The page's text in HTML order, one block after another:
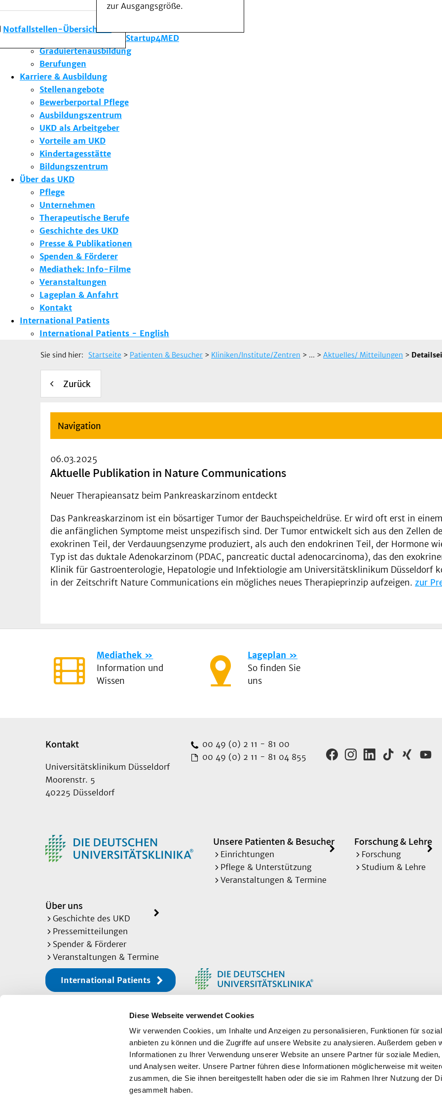
Diese Webseite verwendet Cookies
Wir verwenden Cookies, um Inhalte und Anzeigen zu personalisieren, Funktionen für
anbieten zu können und die Zugriffe auf unsere Website zu analysieren. Außerdem geben
Informationen zu Ihrer Verwendung unserer Website an unsere Partner für soziale Medien,
und Analysen weiter. Unsere Partner führen diese Informationen möglicherweise mit
zusammen, die Sie ihnen bereitgestellt haben oder die sie im Rahmen Ihrer Nutzung der
gesammelt haben.
Notfallstellen-Übersicht
zur Ausgangsgröße.
Forschung am UKD
Studium & Lehre
Gründungsförderung Startup4MED
Graduiertenausbildung
Berufungen
Karriere & Ausbildung
Stellenangebote
Bewerberportal Pflege
Ausbildungszentrum
UKD als Arbeitgeber
Vorteile am UKD
Kindertagesstätte
Bildungszentrum
Über das UKD
Pflege
Unternehmen
Therapeutische Berufe
Geschichte des UKD
Presse & Publikationen
Spenden & Förderer
Mediathek: Info-Filme
Veranstaltungen
Lageplan & Anfahrt
Kontakt
International Patients
International Patients - English
Sie sind hier: Startseite > Patienten & Besucher > Kliniken/Institute/Zentren > ... > Aktuelles/ Mitteilungen >
Zurück
Navigation
06.03.2025
Aktuelle Publikation in Nature Communications
Neuer Therapieansatz beim Pankreaskarzinom entdeckt
Das Pankreaskarzinom ist ein bösartiger Tumor der Bauchspeicheldrüse. Er wird oft erst in
die anfänglichen Symptome meist unspezifisch sind. Der Tumor entwickelt sich aus den Zellen
exokrinen Teil, der Verdauungsenzyme produziert, als auch den endokrinen Teil, der Hormone
Typ ist das duktale Adenokarzinom (PDAC, pancreatic ductal adenocarcinoma), das den
Klinik für Gastroenterologie, Hepatologie und Infektiologie am Universitätsklinikum Düsseldorf
in der Zeitschrift Nature Communications ein mögliches neues Therapieprinzip aufzeigen. zur
Mediathek
Information und
Wissen
Lageplan
So finden Sie
uns
Kontakt
Universitätsklinikum Düsseldorf
Moorenstr. 5
40225 Düsseldorf
00 49 (0) 2 11 - 81 00
00 49 (0) 2 11 - 81 04 855
Unsere Patienten & Besucher
Einrichtungen
Pflege & Unterstützung
Veranstaltungen & Termine
Forschung & Lehre
Forschung
Studium & Lehre
Über uns
Geschichte des UKD
Pressemitteilungen
Spender & Förderer
Veranstaltungen & Termine
International Patients